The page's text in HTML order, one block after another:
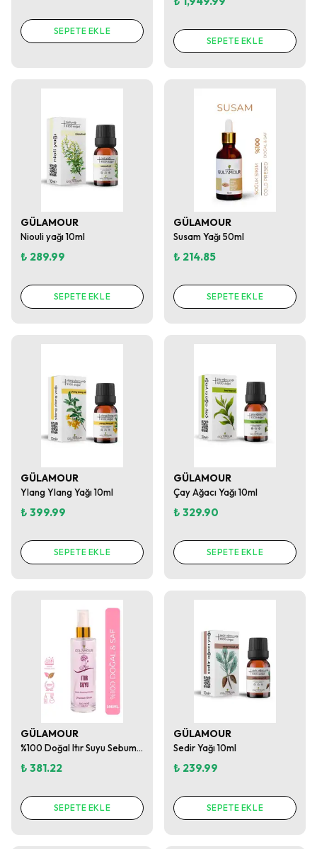
SEPETE EKLE
SEPETE EKLE
GÜLAMOUR
Niouli yağı 10ml
₺ 289.99
SEPETE EKLE
GÜLAMOUR
Susam Yağı 50ml
₺ 214.85
SEPETE EKLE
GÜLAMOUR
Ylang Ylang Yağı 10ml
₺ 399.99
SEPETE EKLE
GÜLAMOUR
Çay Ağacı Yağı 10ml
₺ 329.90
SEPETE EKLE
GÜLAMOUR
%100 Doğal Itır Suyu Sebum Dengeleyici Tonik
₺ 381.22
SEPETE EKLE
GÜLAMOUR
Sedir Yağı 10ml
₺ 239.99
SEPETE EKLE